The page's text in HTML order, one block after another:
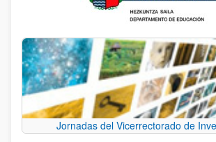
Jornadas del Vicerrectorado de